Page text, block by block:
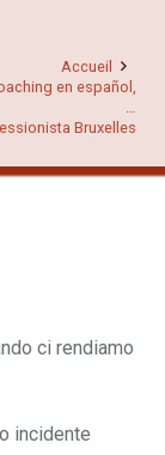
Accueil
en español,
…
Bruxelles
ci rendiamo
incidente